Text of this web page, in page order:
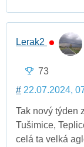
Lerak2
73
# 22.07.2024,
Tak nový týden
Tušimice,
celá ta velká